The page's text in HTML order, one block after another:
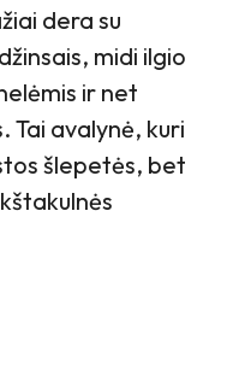
dera su
midi ilgio
ir net
Tai avalynė, kuri
šlepetės, bet